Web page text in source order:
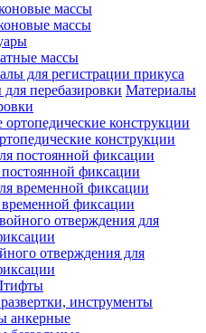
массы
массы
массы
для регистрации прикуса
Материалы
конструкции
фиксации
фиксации
отверждения для
инструменты
анкерные